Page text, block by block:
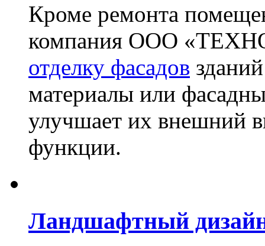
Кроме ремонта
компания ООО
отделку фасадов
материалы или
улучшает их внешний
функции.
Ландшафтный